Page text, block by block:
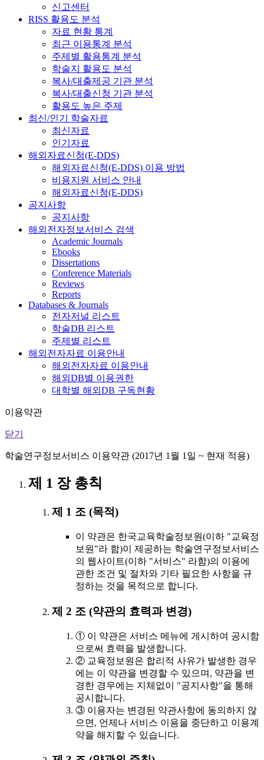
신고센터
RISS 활용도 분석
자료 현황 통계
최근 이용통계 분석
주제별 활용통계 분석
학술지 활용도 분석
복사/대출제공 기관 분석
복사/대출신청 기관 분석
활용도 높은 주제
최신/인기 학술자료
최신자료
인기자료
해외자료신청(E-DDS)
해외자료신청(E-DDS) 이용 방법
비용지원 서비스 안내
해외자료신청(E-DDS)
공지사항
공지사항
해외전자정보서비스 검색
Academic Journals
Ebooks
Dissertations
Conference Materials
Reviews
Reports
Databases & Journals
전자저널 리스트
학술DB 리스트
주제별 리스트
해외전자자료 이용안내
해외전자자료 이용안내
해외DB별 이용권한
대학별 해외DB 구독현황
이용약관
닫기
학술연구정보서비스 이용약관 (2017년 1월 1일 ~ 현재 적용)
제 1 장 총칙
제 1 조 (목적)
이 약관은 한국교육학술정보원(이하 "교육정
보원"라 함)이 제공하는 학술연구정보서비스
의 웹사이트(이하 "서비스" 라함)의 이용에
관한 조건 및 절차와 기타 필요한 사항을 규
정하는 것을 목적으로 합니다.
제 2 조 (약관의 효력과 변경)
① 이 약관은 서비스 메뉴에 게시하여 공시함
으로써 효력을 발생합니다.
② 교육정보원은 합리적 사유가 발생한 경우
에는 이 약관을 변경할 수 있으며, 약관을 변
경한 경우에는 지체없이 "공지사항"을 통해
공시합니다.
③ 이용자는 변경된 약관사항에 동의하지 않
으면, 언제나 서비스 이용을 중단하고 이용계
약을 해지할 수 있습니다.